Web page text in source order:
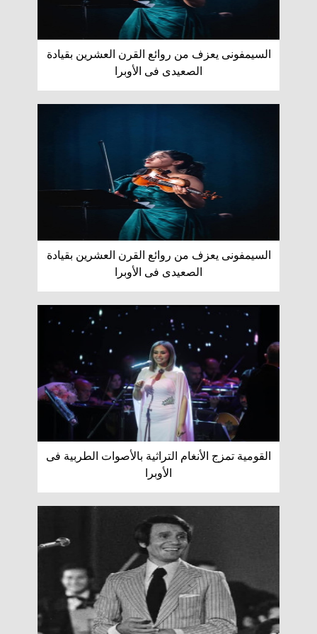
السيمفونى يعزف من روائع القرن العشرين بقيادة
الصعيدى فى الأوبرا
السيمفونى يعزف من روائع القرن العشرين بقيادة
الصعيدى فى الأوبرا
القومية تمزج الأنغام التراثية بالأصوات الطربية فى
الأوبرا